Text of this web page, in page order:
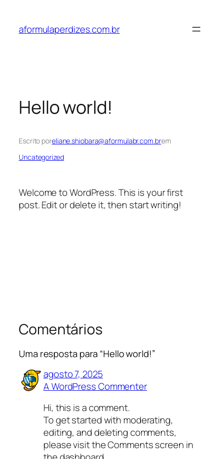
aformulaperdizes.com.br
Hello world!
Escrito poreliane.shiobara@aformulabr.com.brem
Uncategorized
Welcome to WordPress. This is your first
post. Edit or delete it, then start writing!
Comentários
Uma resposta para “Hello world!”
agosto 7, 2025
A WordPress Commenter
Hi, this is a comment.
To get started with moderating,
editing, and deleting comments,
please visit the Comments screen in